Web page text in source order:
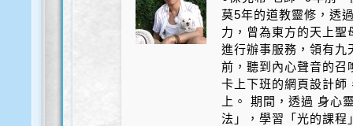
莫5年的道教靈修，透
力，曾為東方的天上
進行辦事服務，領有
前，聽到內心聲音的召
卡上下班的網頁設計師
上。 期間，透過 身心
法」，學習「光的課程